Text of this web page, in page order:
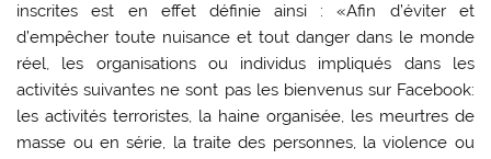
inscrites est en effet définie ainsi : «Afin d’éviter et
d’empêcher toute nuisance et tout danger dans le monde
réel, les organisations ou individus impliqués dans les
activités suivantes ne sont pas les bienvenus sur Facebook:
les activités terroristes, la haine organisée, les meurtres de
masse ou en série, la traite des personnes, la violence ou